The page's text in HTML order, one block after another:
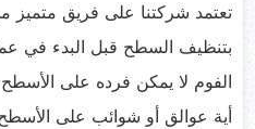
تعتمد شركتنا على فريق متميز
بتنظيف السطح قبل البدء في
الفوم لا يمكن فرده على الأسطح
أية عوالق أو شوائب على